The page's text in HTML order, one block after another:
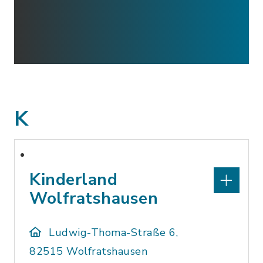
K
Kinderland
Wolfratshausen
Ludwig-Thoma-Straße 6,
82515 Wolfratshausen